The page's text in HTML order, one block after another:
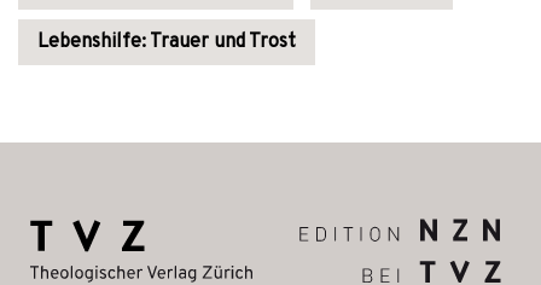
Lebenshilfe: Trauer und Trost